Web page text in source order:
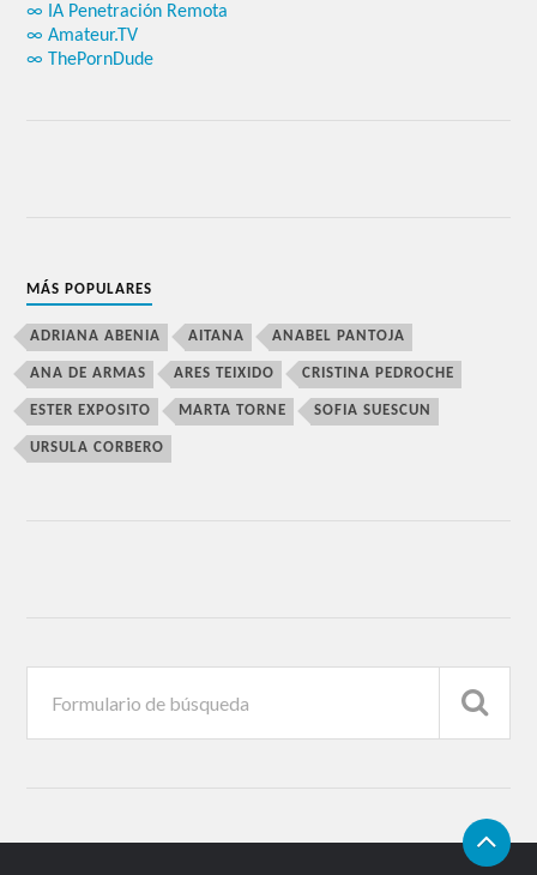
∞ IA Penetración Remota
∞ Amateur.TV
∞ ThePornDude
MÁS POPULARES
ADRIANA ABENIA AITANA ANABEL PANTOJA
ANA DE ARMAS ARES TEIXIDO CRISTINA PEDROCHE
ESTER EXPOSITO MARTA TORNE SOFIA SUESCUN
URSULA CORBERO